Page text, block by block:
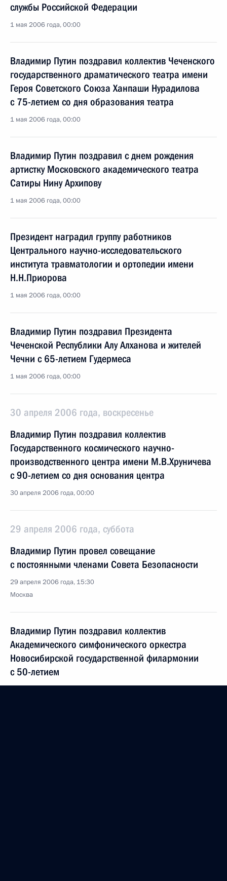
службы Российской Федерации
1 мая 2006 года, 00:00
Владимир Путин поздравил коллектив Чеченского
государственного драматического театра имени
Героя Советского Союза Ханпаши Нурадилова
с 75-летием со дня образования театра
1 мая 2006 года, 00:00
Владимир Путин поздравил с днем рождения
артистку Московского академического театра
Сатиры Нину Архипову
1 мая 2006 года, 00:00
Президент наградил группу работников
Центрального научно-исследовательского
института травматологии и ортопедии имени
Н.Н.Приорова
1 мая 2006 года, 00:00
Владимир Путин поздравил Президента
Чеченской Республики Алу Алханова и жителей
Чечни с 65-летием Гудермеса
1 мая 2006 года, 00:00
30 апреля 2006 года, воскресенье
Владимир Путин поздравил коллектив
Государственного космического научно-
производственного центра имени М.В.Хруничева
с 90-летием со дня основания центра
30 апреля 2006 года, 00:00
29 апреля 2006 года, суббота
Владимир Путин провел совещание
с постоянными членами Совета Безопасности
29 апреля 2006 года, 15:30
Москва
Владимир Путин поздравил коллектив
Академического симфонического оркестра
Новосибирской государственной филармонии
с 50-летием